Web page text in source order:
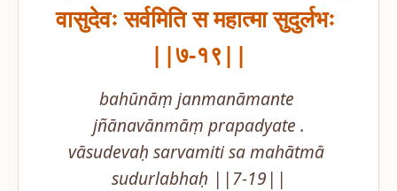
वासुदेवः सर्वमिति स महात्मा सुदुर्लभः
||७-१९||
bahūnāṃ janmanāmante
jñānavānmāṃ prapadyate .
vāsudevaḥ sarvamiti sa mahātmā
sudurlabhaḥ ||7-19||